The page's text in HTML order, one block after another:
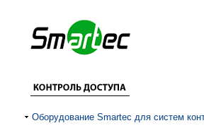
Оборудование Smartec для систем